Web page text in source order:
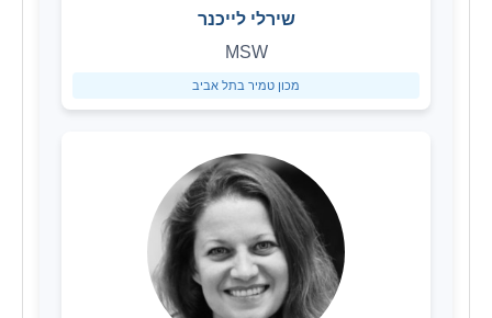
שירלי לייכנר
MSW
מכון טמיר בתל אביב